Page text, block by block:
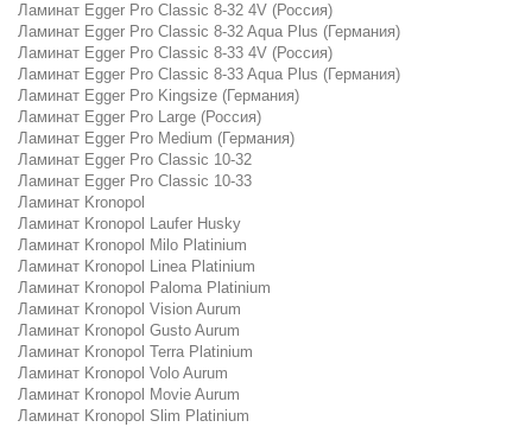
Ламинат Egger Pro Classic 8-32 4V (Россия)
Ламинат Egger Pro Classic 8-32 Aqua Plus (Германия)
Ламинат Egger Pro Classic 8-33 4V (Россия)
Ламинат Egger Pro Classic 8-33 Aqua Plus (Германия)
Ламинат Egger Pro Kingsize (Германия)
Ламинат Egger Pro Large (Россия)
Ламинат Egger Pro Medium (Германия)
Ламинат Egger Pro Classic 10-32
Ламинат Egger Pro Classic 10-33
Ламинат Kronopol
Ламинат Kronopol Laufer Husky
Ламинат Kronopol Milo Platinium
Ламинат Kronopol Linea Platinium
Ламинат Kronopol Paloma Platinium
Ламинат Kronopol Vision Aurum
Ламинат Kronopol Gusto Aurum
Ламинат Kronopol Terra Platinium
Ламинат Kronopol Volo Aurum
Ламинат Kronopol Movie Aurum
Ламинат Kronopol Slim Platinium